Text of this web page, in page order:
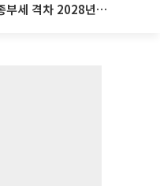
종부세 개편에도…1·3주택 종부세 격차 2028년부터 확대